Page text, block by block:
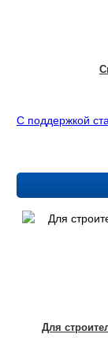
С поддержкой
Для